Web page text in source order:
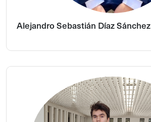
Alejandro Sebastián Díaz Sánchez